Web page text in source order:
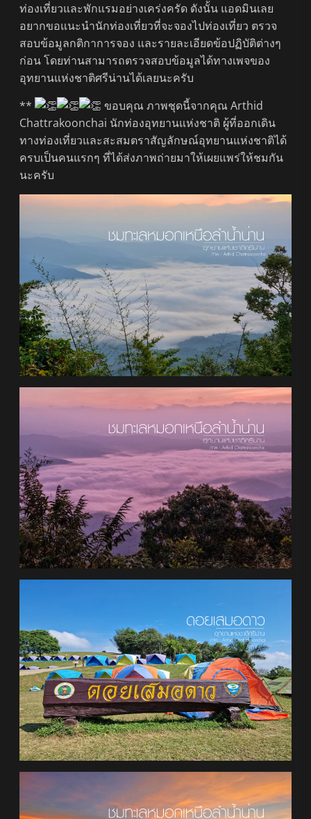
ท่องเที่ยวและพักแรมอย่างเคร่งครัด ดังนั้น แอดมินเลย
อยากขอแนะนำนักท่องเที่ยวที่จะจองไปท่องเที่ยว ตรวจ
สอบข้อมูลกติกาการจอง และรายละเอียดข้อปฏิบัติต่างๆ
ก่อน โดยท่านสามารถตรวจสอบข้อมูลได้ทางเพจของ
อุทยานแห่งชาติศรีน่านได้เลยนะครับ
**
ขอบคุณ ภาพชุดนี้จากคุณ Arthid
Chattrakoonchai นักท่องอุทยานแห่งชาติ ผู้ที่ออกเดิน
ทางท่องเที่ยวและสะสมตราสัญลักษณ์อุทยานแห่งชาติได้
ครบเป็นคนแรกๆ ที่ได้ส่งภาพถ่ายมาให้เผยแพร่ให้ชมกัน
นะครับ